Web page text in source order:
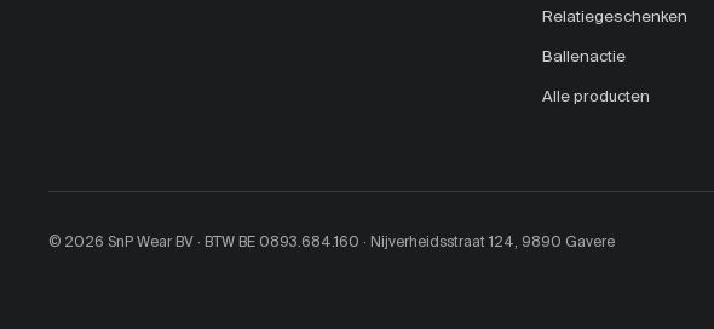
Relatiegeschenken
Ballenactie
Alle producten
© 2026 SnP Wear BV · BTW BE 0893.684.160 · Nijverheidsstraat 124, 9890 Gavere